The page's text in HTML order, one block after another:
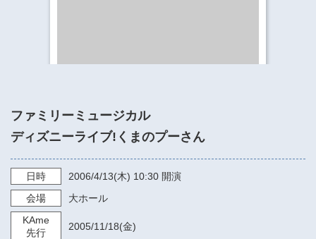
ファミリーミュージカル
ディズニーライブ!くまのプーさん
日時 2006/4/13(木) 10:30 開演
会場
大ホール
KAme
先行
2005/11/18(金)